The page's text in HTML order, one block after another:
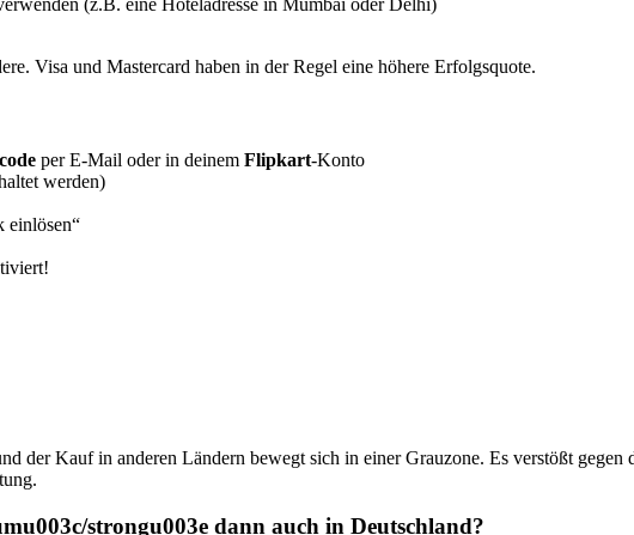
(z.B. eine Hoteladresse in Mumbai oder Delhi)
Visa und Mastercard haben in der Regel eine höhere Erfolgsquote.
per E-Mail oder in deinem Flipkart-Konto
werden)
einlösen“
der Kauf in anderen Ländern bewegt sich in einer Grauzone. Es verstößt
strongu003e dann auch in Deutschland?